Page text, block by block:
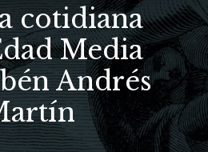
cotidiana
Media
Andrés